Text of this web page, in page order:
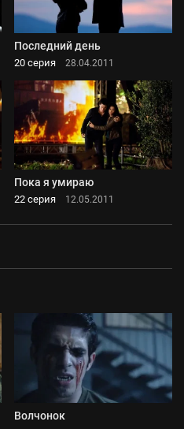
Последний день
20 серия 28.04.2011
Пока я умираю
22 серия 12.05.2011
Волчонок